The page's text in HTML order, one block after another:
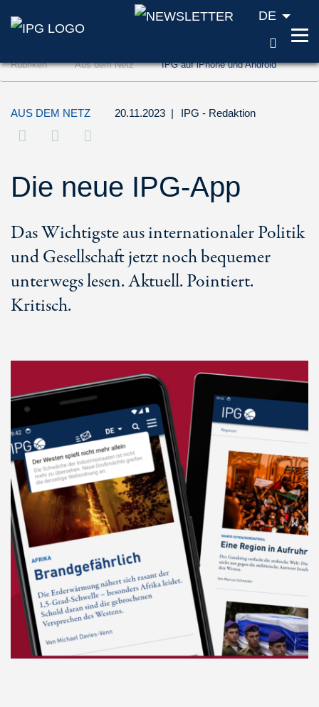
Zum Inhalt springen (Accesskey '1')
Zur Suche springen (Accesskey '2')
Zur Navigation springen (Accesskey '3')
DE
Rubriken Aus dem Netz IPG auf iPhone und Android
AUS DEM NETZ 20.11.2023 | IPG - Redaktion
Die neue IPG-App
Das Wichtigste aus internationaler Politik
und Gesellschaft jetzt noch bequemer
unterwegs lesen. Aktuell. Pointiert.
Kritisch.